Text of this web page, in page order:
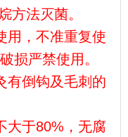
方法灭菌。
用，不准重复使
损严禁使用。
有倒钩及毛刺的
大于80%，无腐